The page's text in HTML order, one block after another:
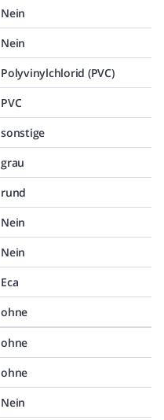
Nein
Nein
Polyvinylchlorid (PVC)
PVC
sonstige
grau
rund
Nein
Nein
Eca
ohne
ohne
ohne
Nein